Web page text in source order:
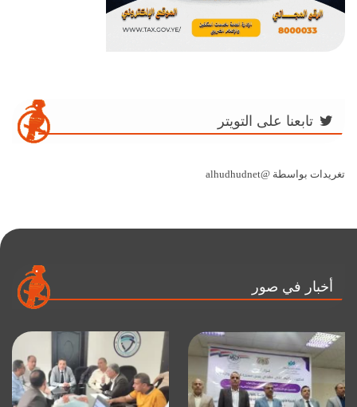
تابعنا على التويتر
تغريدات بواسطة @alhudhudnet
أخبار في صور